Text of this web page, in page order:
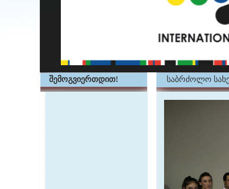
შემოგვიერთდით! საბრძოლო